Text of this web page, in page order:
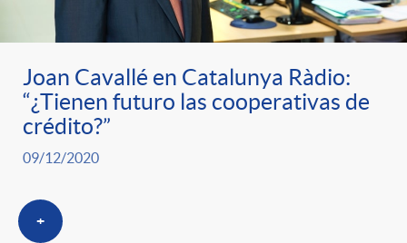
r
e
n
g
o
r
í
l
a
F
i
c
o
n
t
Joan Cavallé en Catalunya Ràdio:
“¿Tienen futuro las cooperativas de
crédito?”
09/12/2020
+